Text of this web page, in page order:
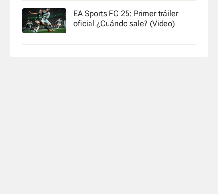
EA Sports FC 25: Primer tráiler
oficial ¿Cuándo sale? (Video)